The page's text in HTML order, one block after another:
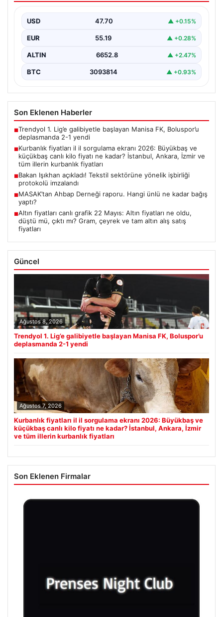
ve tüm illerin kurbanlık fiyatları
USD 47.70 ▲ +0.15%
EUR 55.19 ▲ +0.28%
ALTIN 6652.8 ▲ +2.47%
BTC 3093814 ▲ +0.93%
Son Eklenen Haberler
■Trendyol 1. Lig’e galibiyetle başlayan Manisa FK, Boluspor’u
deplasmanda 2-1 yendi
■Kurbanlık fiyatları il il sorgulama ekranı 2026: Büyükbaş ve
küçükbaş canlı kilo fiyatı ne kadar? İstanbul, Ankara, İzmir ve
tüm illerin kurbanlık fiyatları
■Bakan Işıkhan açıkladı! Tekstil sektörüne yönelik işbirliği
protokolü imzalandı
■MASAK’tan Ahbap Derneği raporu. Hangi ünlü ne kadar bağış
yaptı?
■Altın fiyatları canlı grafik 22 Mayıs: Altın fiyatları ne oldu,
düştü mü, çıktı mı? Gram, çeyrek ve tam altın alış satış
fiyatları
Güncel
Ağustos 8, 2026
Trendyol 1. Lig’e galibiyetle başlayan Manisa FK, Boluspor’u
deplasmanda 2-1 yendi
Ağustos 7, 2026
Kurbanlık fiyatları il il sorgulama ekranı 2026: Büyükbaş ve
küçükbaş canlı kilo fiyatı ne kadar? İstanbul, Ankara, İzmir
ve tüm illerin kurbanlık fiyatları
Son Eklenen Firmalar